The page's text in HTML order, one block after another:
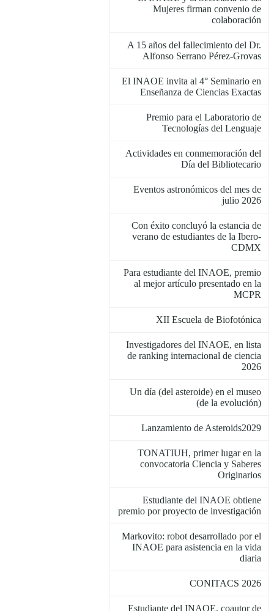
Mujeres firman convenio de
colaboración
A 15 años del fallecimiento del Dr.
Alfonso Serrano Pérez-Grovas
El INAOE invita al 4° Seminario en
Enseñanza de Ciencias Exactas
Premio para el Laboratorio de
Tecnologías del Lenguaje
Actividades en conmemoración del
Día del Bibliotecario
Eventos astronómicos del mes de
julio 2026
Con éxito concluyó la estancia de
verano de estudiantes de la Ibero-
CDMX
Para estudiante del INAOE, premio
al mejor artículo presentado en la
MCPR
XII Escuela de Biofotónica
Investigadores del INAOE, en lista
de ranking internacional de ciencia
2026
Un día (del asteroide) en el museo
(de la evolución)
Lanzamiento de Asteroids2029
TONATIUH, primer lugar en la
convocatoria Ciencia y Saberes
Originarios
Estudiante del INAOE obtiene
premio por proyecto de investigación
Markovito: robot desarrollado por el
INAOE para asistencia en la vida
diaria
CONITACS 2026
Estudiante del INAOE, coautor de